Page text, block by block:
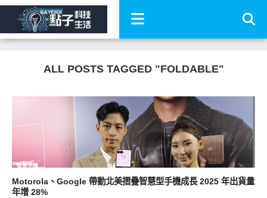
ALL POSTS TAGGED "FOLDABLE"
智慧手機
Motorola、Google 帶動北美摺疊智慧型手機成長 2025 年出貨量
年增 28%